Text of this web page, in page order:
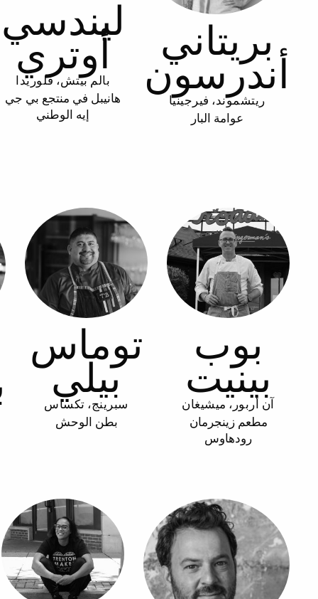
بريتاني
أندرسون
ريتشموند، فيرجينيا
عوامة البار
ليندسي
أوتري
بالم بيتش، فلوريدا
هانيبل في منتجع بي جي
إيه الوطني
بوب
بينيت
آن أربور، ميشيغان
مطعم زينجرمان
رودهاوس
توماس
بيلي
سبرينج، تكساس
بطن الوحش